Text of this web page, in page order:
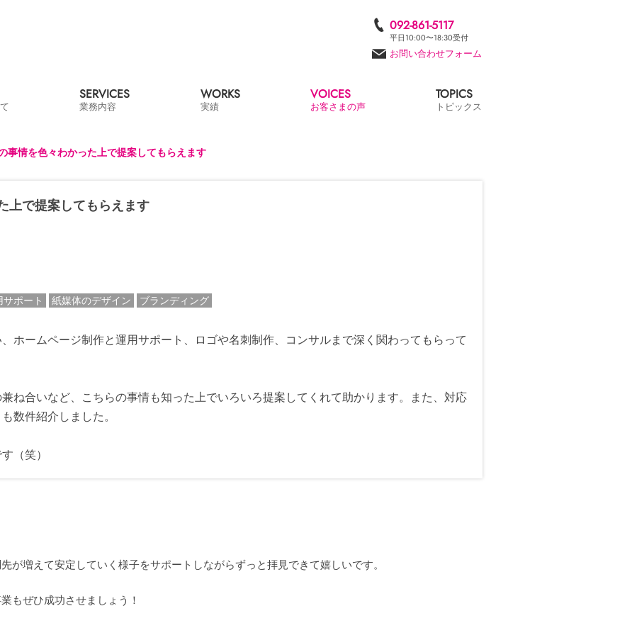
092-861-5117
平日10:00〜18:30受付
お問い合わせフォーム
SERVICES
業務内容
WORKS
実績
VOICES
お客さまの声
TOPICS
トピックス
事情を色々わかった上で提案してもらえます
上で提案してもらえます
ポート 紙媒体のデザイン ブランディング
ホームページ制作と運用サポート、ロゴや名刺制作、コンサルまで深く関わってもらって
ね合いなど、こちらの事情も知った上でいろいろ提案してくれて助かります。また、対応
数件紹介しました。
（笑）
が増えて安定していく様子をサポートしながらずっと拝見できて嬉しいです。
もぜひ成功させましょう！